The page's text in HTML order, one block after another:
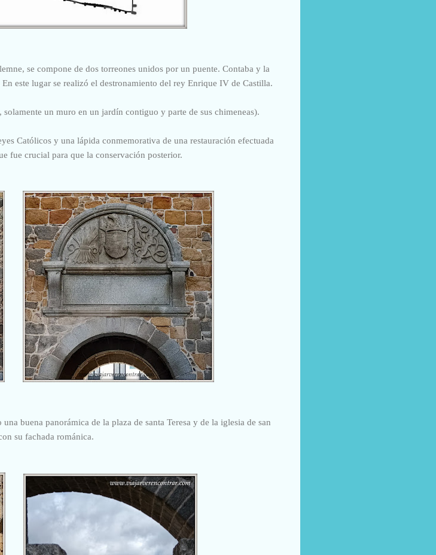
se compone de dos torreones unidos por un puente. Contaba y la
este lugar se realizó el destronamiento del rey Enrique IV de Castilla.
un muro en un jardín contiguo y parte de sus chimeneas).
Católicos y una lápida conmemorativa de una restauración efectuada
fue crucial para que la conservación posterior.
buena panorámica de la plaza de santa Teresa y de la iglesia de san
su fachada románica.